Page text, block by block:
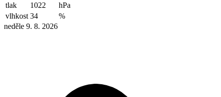
tlak
1022
hPa
vlhkost 34
%
neděle 9. 8. 2026